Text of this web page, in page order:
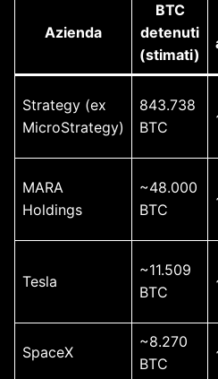
Azienda
BTC
detenuti
(stimati)
Strategy (ex
MicroStrategy)
843.738
BTC
MARA
Holdings
~48.000
BTC
Tesla
~11.509
BTC
SpaceX
~8.270
BTC